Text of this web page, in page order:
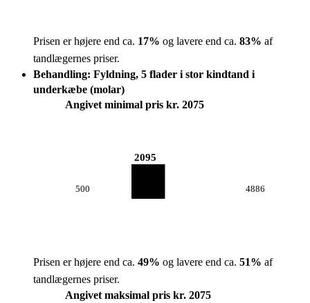
Prisen er højere end ca. 17% og lavere end ca. 83% af
tandlægernes priser.
Behandling: Fyldning, 5 flader i stor kindtand i
underkæbe (molar)
Angivet minimal pris kr. 2075
500
2095
4886
Prisen er højere end ca. 49% og lavere end ca. 51% af
tandlægernes priser.
Angivet maksimal pris kr. 2075